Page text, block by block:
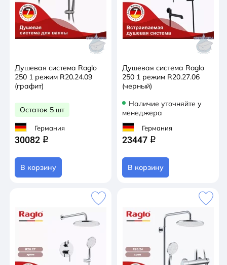
Душевая система Raglo
250 1 режим R20.24.09
(графит)
Остаток 5 шт
Германия
30082 q
В корзину
Душевая система Raglo
250 1 режим R20.27.06
(черный)
Наличие уточняйте у
менеджера
Германия
23447 q
В корзину